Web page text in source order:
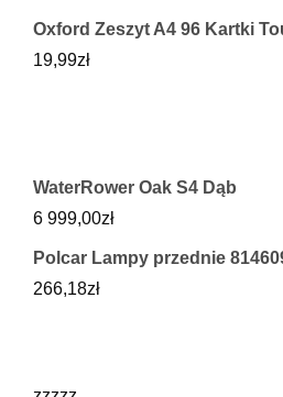
Oxford Zeszyt A4 96 Kartki
19,99zł
WaterRower Oak S4 Dąb
6 999,00zł
Polcar Lampy przednie
266,18zł